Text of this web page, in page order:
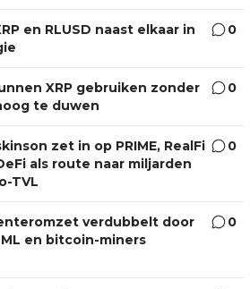
en RLUSD naast elkaar in
0
XRP gebruiken zonder
te duwen
0
zet in op PRIME, RealFi
als route naar miljarden
TVL
0
verdubbelt door
en bitcoin-miners
0